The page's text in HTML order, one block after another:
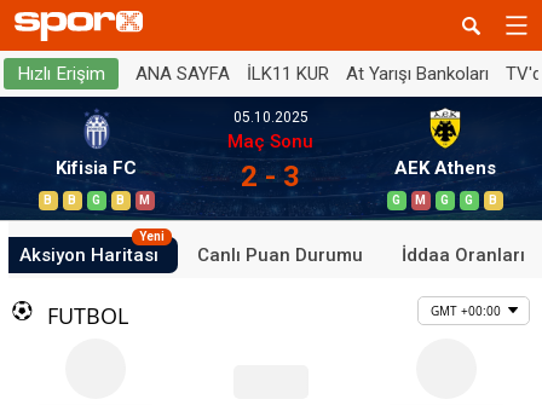
Hızlı Erişim ANA SAYFA İLK11 KUR At Yarışı Bankoları
Kifisia FC
B B G B M
05.10.2025
Maç Sonu
2 - 3 AEK Athens
G M G G B
Aksiyon Haritası
Yeni
Canlı Puan Durumu İddaa Oranları
FUTBOL GMT +00:00